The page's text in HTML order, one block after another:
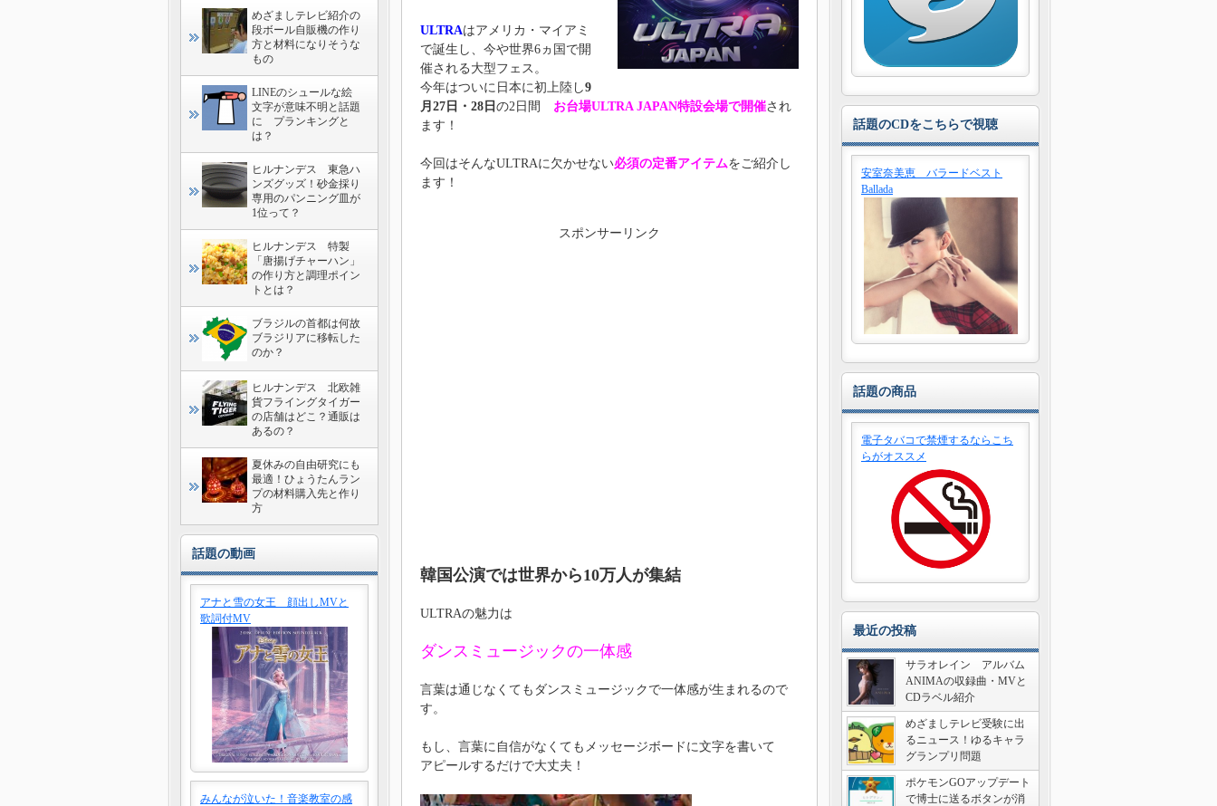
ULTRAはアメリカ・マイアミ
で誕生し、今や世界6ヵ国で開
催される大型フェス。
今年はついに日本に初上陸し9
月27日・28日 の2日間 お台場ULTRA JAPAN特設会場で開催され
ます！
今回はそんなULTRAに欠かせない必須の定番アイテムをご紹介し
ます！
スポンサーリンク
韓国公演では世界から10万人が集結
ULTRAの魅力は
ダンスミュージックの一体感
言葉は通じなくてもダンスミュージックで一体感が生まれるので
す。
もし、言葉に自信がなくてもメッセージボードに文字を書いて
アピールするだけで大丈夫！
めざましテレビ紹介の
段ボール自販機の作り
方と材料になりそうな
もの
LINEのシュールな絵
文字が意味不明と話題
に プランキングと
は？
ヒルナンデス 東急ハ
ンズグッズ！砂金採り
専用のパンニング皿が
1位って？
ヒルナンデス 特製
「唐揚げチャーハン」
の作り方と調理ポイン
トとは？
ブラジルの首都は何故
ブラジリアに移転した
のか？
ヒルナンデス 北欧雑
貨フライングタイガー
の店舗はどこ？通販は
あるの？
夏休みの自由研究にも
最適！ひょうたんラン
プの材料購入先と作り
方
話題の動画
アナと雪の女王 顔出しMVと
歌詞付MV
みんなが泣いた！音楽教室の感
話題のCDをこちらで視聴
安室奈美恵 バラードベスト
Ballada
話題の商品
電子タバコで禁煙するならこち
らがオススメ
最近の投稿
サラオレイン アルバム
ANIMAの収録曲・MVと
CDラベル紹介
めざましテレビ受験に出
るニュース！ゆるキャラ
グランプリ問題
ポケモンGOアップデート
で博士に送るボタンが消